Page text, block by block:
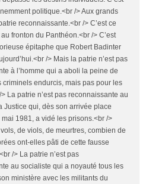
politique.<br /> Aux grands
reconnaissante.<br /> C’est ce
au fronton du Panthéon.<br /> C’est
épitaphe que Robert Badinter
/> Mais la patrie n’est pas
à l’homme qui a aboli la peine de
criminels endurcis, mais pas pour les
La patrie n’est pas reconnaissante au
Justice qui, dès son arrivée place
1981, a vidé les prisons.<br />
de viols, de meurtres, combien de
ont-elles pâti de cette fausse
/> La patrie n’est pas
au socialiste qui a noyauté tous les
ministère avec les militants du